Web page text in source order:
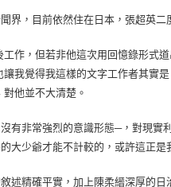
界，目前依然住在日本，張超英
作，但若非他這次用回憶錄形式
我覺得我這樣的文字工作者其實
他並不大清楚。
有非常強烈的意識形態─，對現實
大少爺才能不計較的，或許這正
述精確平實，加上陳柔縉深厚的